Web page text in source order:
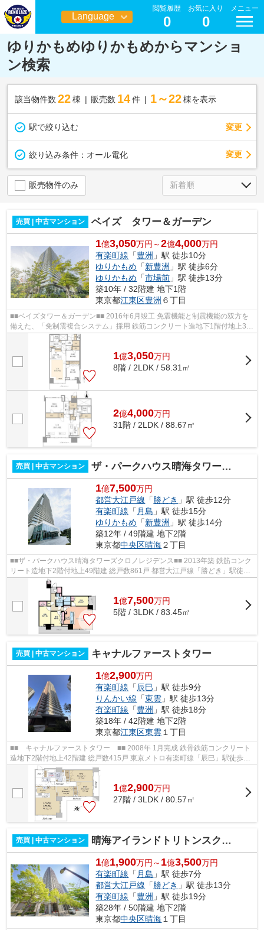
Language
日本語
閲覧履歴
0
お気に入り
0
メニュー
ゆりかもめゆりかもめからマンショ
ン検索
該当物件数 22棟 販売数 14 件 1～22 棟を表示
駅で絞り込む 変更
絞り込み条件： オール電化 変更
販売物件のみ
売買 | 中古マンション ベイズ タワー＆ガーデン
1億3,050万円～2億4,000万円
有楽町線 「豊洲 」駅 徒歩10分
ゆりかもめ 「新豊洲 」駅 徒歩6分
ゆりかもめ 「市場前 」駅 徒歩13分
築10年 / 32階建 地下1階
東京都江東区豊洲 ６丁目
■■ベイズタワー＆ガーデン■■ 2016年6月竣工 免震機能と制震機能の双方を
備えた、「免制震複合システム」採用 鉄筋コンクリート造地下1階付地上32
階建 総戸数550戸 東京メトロ有楽町...
1億3,050万円
8階 / 2LDK / 58.31㎡
2億4,000万円
31階 / 2LDK / 88.67㎡
売買 | 中古マンション ザ・パークハウス晴海タワーズクロノレジデンス
1億7,500万円
都営大江戸線 「 勝どき 」駅 徒歩12分
有楽町線 「 月島 」駅 徒歩15分
ゆりかもめ 「新豊洲 」駅 徒歩14分
築12年 / 49階建 地下2階
東京都中央区晴海２丁目
■■ザ・パークハウス晴海タワーズクロノレジデンス■■ 2013年築 鉄筋コンク
リート造地下2階付地上49階建 総戸数861戸 都営大江戸線「勝どき」駅徒歩
12分 東京メトロ有楽町線「月島」駅...
1億7,500万円
5階 / 3LDK / 83.45㎡
売買 | 中古マンション キャナルファーストタワー
1億2,900万円
有楽町線 「辰巳 」駅 徒歩9分
りんかい線 「東雲 」駅 徒歩13分
有楽町線 「豊洲 」駅 徒歩18分
築18年 / 42階建 地下2階
東京都江東区東雲 １丁目
■■ キャナルファーストタワー ■■ 2008年 1月完成 鉄骨鉄筋コンクリート
造地下2階付地上42階建 総戸数415戸 東京メトロ有楽町線「辰巳」駅徒歩9
分 東京臨海高速鉄道「東雲」駅徒歩1...
1億2,900万円
27階 / 3LDK / 80.57㎡
売買 | 中古マンション 晴海アイランドトリトンスクエアビュータワー
1億1,900万円～ 1億3,500万円
有楽町線 「 月島 」駅 徒歩7分
都営大江戸線 「勝どき 」駅 徒歩13分
有楽町線 「豊洲 」駅 徒歩19分
築28年 / 50階建 地下2階
東京都中央区晴海１丁目